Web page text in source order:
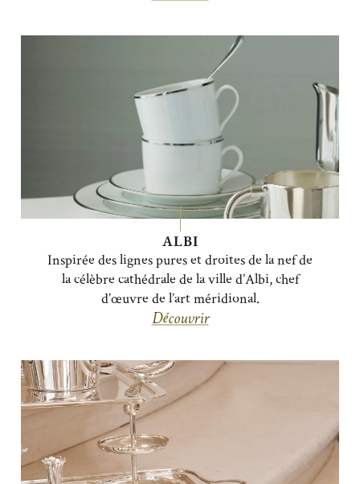
ALBI
Inspirée des lignes pures et droites de la nef de
la célèbre cathédrale de la ville d’Albi, chef
d’œuvre de l’art méridional.
Découvrir